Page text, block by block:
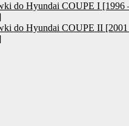
do Hyundai COUPE I [1996
do Hyundai COUPE II